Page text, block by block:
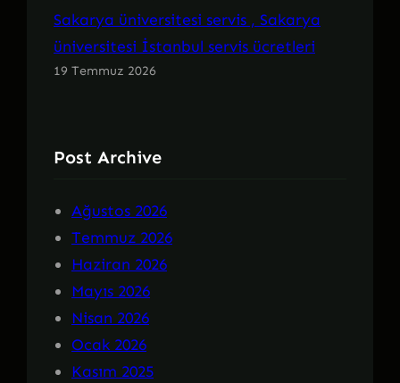
Sakarya üniversitesi servis , Sakarya
üniversitesi İstanbul servis ücretleri
19 Temmuz 2026
Post Archive
Ağustos 2026
Temmuz 2026
Haziran 2026
Mayıs 2026
Nisan 2026
Ocak 2026
Kasım 2025